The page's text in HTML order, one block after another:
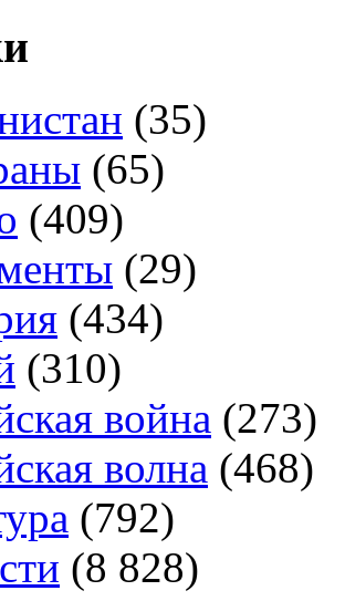
(35)
(65)
(409)
(29)
(434)
(310)
война (273)
волна (468)
(792)
(8 828)